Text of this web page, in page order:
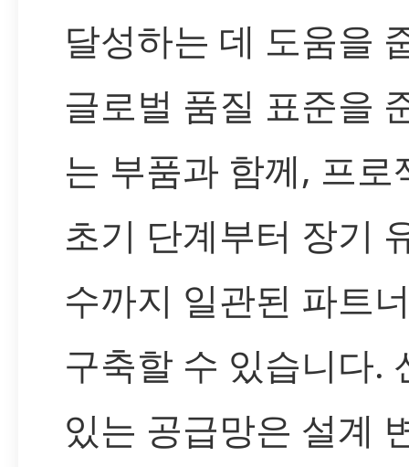
달성하는 데 도움을
글로벌 품질 표준을
는 부품과 함께, 프로
초기 단계부터 장기
수까지 일관된 파트
구축할 수 있습니다.
있는 공급망은 설계